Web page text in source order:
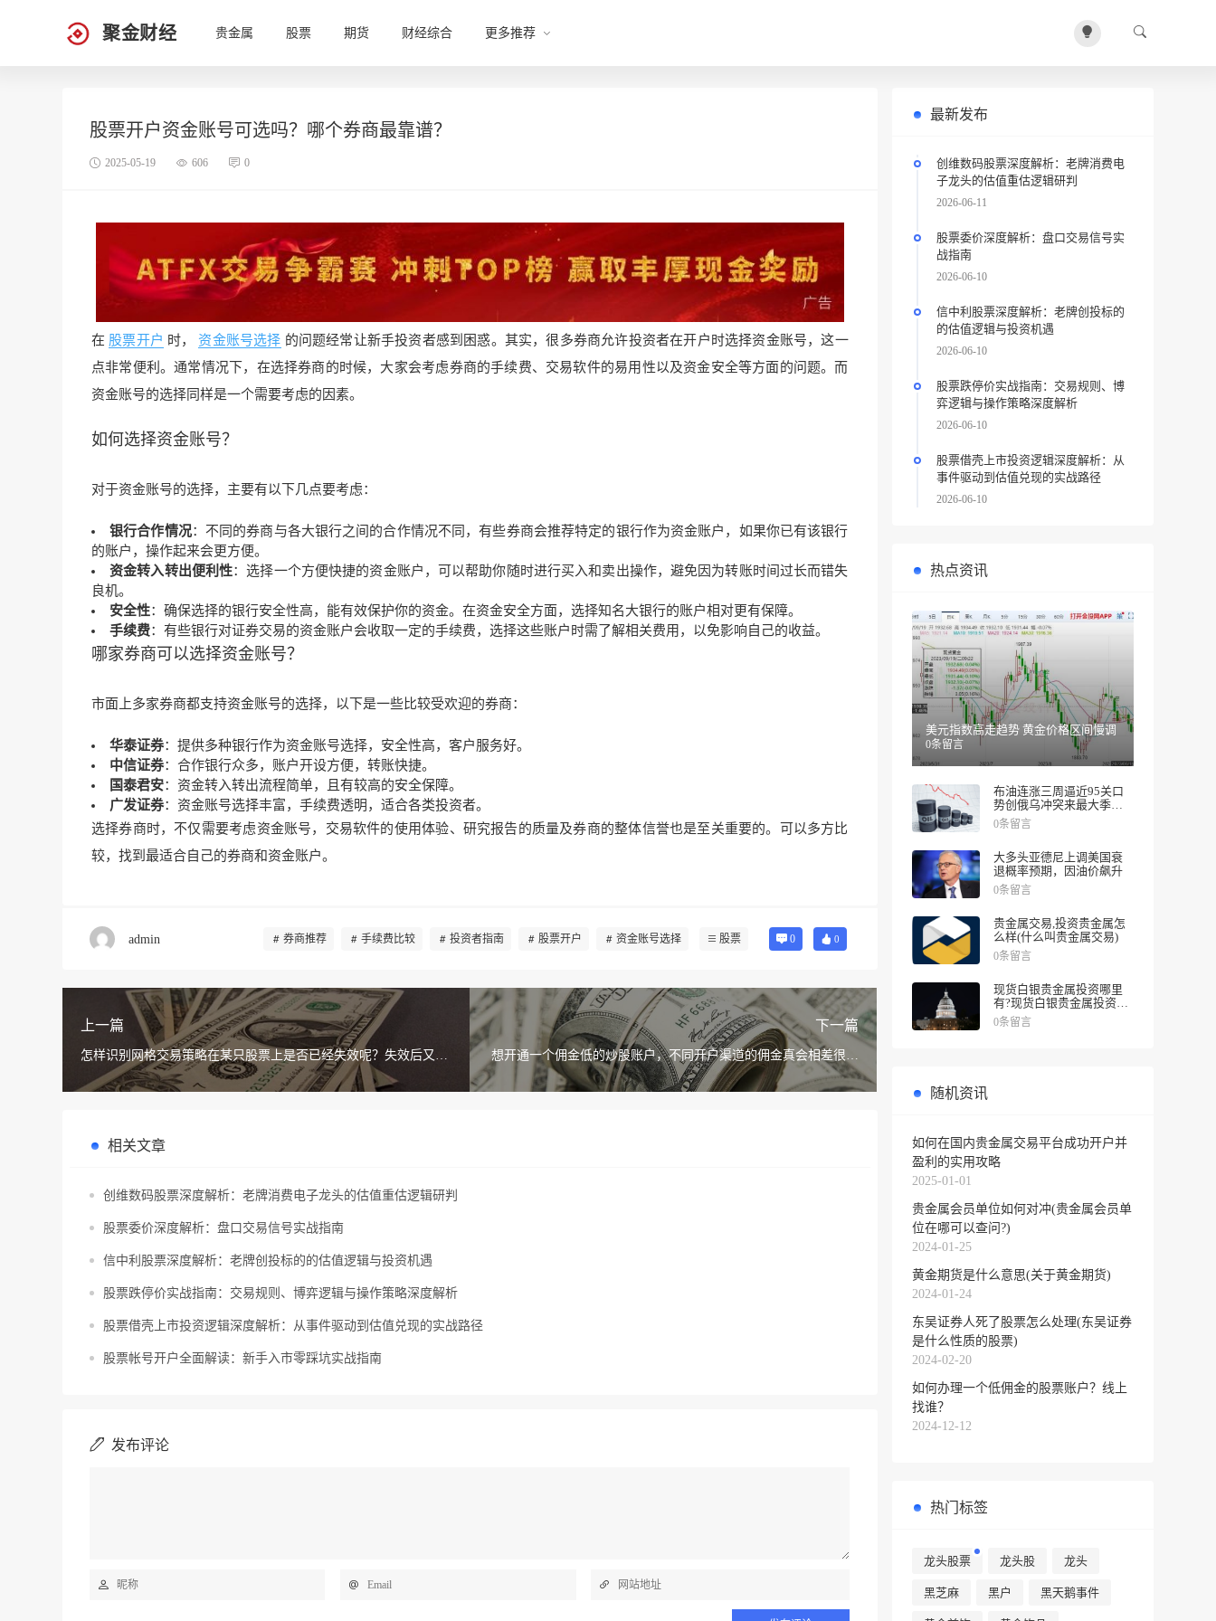
聚金财经 贵金属 股票 期货 财经综合 更多推荐
股票开户资金账号可选吗？哪个券商最靠谱？
2025-05-19 606 0
在 股票开户 时， 资金账号选择 的问题经常让新手投资者感到困惑。其实，很多券商允许投资者在开户时选择资金账号，这一
点非常便利。通常情况下，在选择券商的时候，大家会考虑券商的手续费、交易软件的易用性以及资金安全等方面的问题。而
资金账号的选择同样是一个需要考虑的因素。
如何选择资金账号？
对于资金账号的选择，主要有以下几点要考虑：
银行合作情况：不同的券商与各大银行之间的合作情况不同，有些券商会推荐特定的银行作为资金账户，如果你已有该银行
的账户，操作起来会更方便。
资金转入转出便利性：选择一个方便快捷的资金账户，可以帮助你随时进行买入和卖出操作，避免因为转账时间过长而错失
良机。
安全性：确保选择的银行安全性高，能有效保护你的资金。在资金安全方面，选择知名大银行的账户相对更有保障。
手续费：有些银行对证券交易的资金账户会收取一定的手续费，选择这些账户时需了解相关费用，以免影响自己的收益。
哪家券商可以选择资金账号？
市面上多家券商都支持资金账号的选择，以下是一些比较受欢迎的券商：
华泰证券：提供多种银行作为资金账号选择，安全性高，客户服务好。
中信证券：合作银行众多，账户开设方便，转账快捷。
国泰君安：资金转入转出流程简单，且有较高的安全保障。
广发证券：资金账号选择丰富，手续费透明，适合各类投资者。
选择券商时，不仅需要考虑资金账号，交易软件的使用体验、研究报告的质量及券商的整体信誉也是至关重要的。可以多方比
较，找到最适合自己的券商和资金账户。
admin 券商推荐 手续费比较 投资者指南 股票开户 资金账号选择 股票 0 0
上一篇
怎样识别网格交易策略在某只股票上是否已经失效呢？失效后又该
采取哪些应对措施？
下一篇
想开通一个佣金低的炒股账户，不同开户渠道的佣金真会相差很大
吗？
相关文章
创维数码股票深度解析：老牌消费电子龙头的估值重估逻辑研判
股票委价深度解析：盘口交易信号实战指南
信中利股票深度解析：老牌创投标的的估值逻辑与投资机遇
股票跌停价实战指南：交易规则、博弈逻辑与操作策略深度解析
股票借壳上市投资逻辑深度解析：从事件驱动到估值兑现的实战路径
股票帐号开户全面解读：新手入市零踩坑实战指南
发布评论
最新发布
创维数码股票深度解析：老牌消费电
子龙头的估值重估逻辑研判
2026-06-11
股票委价深度解析：盘口交易信号实
战指南
2026-06-10
信中利股票深度解析：老牌创投标的
的估值逻辑与投资机遇
2026-06-10
股票跌停价实战指南：交易规则、博
弈逻辑与操作策略深度解析
2026-06-10
股票借壳上市投资逻辑深度解析：从
事件驱动到估值兑现的实战路径
2026-06-10
热点资讯
美元指数高走趋势 黄金价格区间慢调
0条留言
布油连涨三周逼近95关口
势创俄乌冲突来最大季度
涨幅
0条留言
大多头亚德尼上调美国衰
退概率预期，因油价飙升
0条留言
贵金属交易,投资贵金属怎
么样(什么叫贵金属交易)
0条留言
现货白银贵金属投资哪里
有?现货白银贵金属投资被
诱导投资亏损
0条留言
随机资讯
如何在国内贵金属交易平台成功开户并
盈利的实用攻略
2025-01-01
贵金属会员单位如何对冲(贵金属会员单
位在哪可以查问?)
2024-01-25
黄金期货是什么意思(关于黄金期货)
2024-01-24
东吴证券人死了股票怎么处理(东吴证券
是什么性质的股票)
2024-02-20
如何办理一个低佣金的股票账户？线上
找谁？
2024-12-12
热门标签
龙头股票 龙头股 龙头
黑芝麻 黑户 黑天鹅事件